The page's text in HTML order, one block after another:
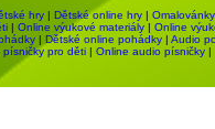
hry | Dětské online hry | Omalovánky
| Online výukové materiály | Online
| Dětské online pohádky | Audio
písničky pro děti | Online audio písničky |